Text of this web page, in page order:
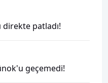
patladı!
geçemedi!